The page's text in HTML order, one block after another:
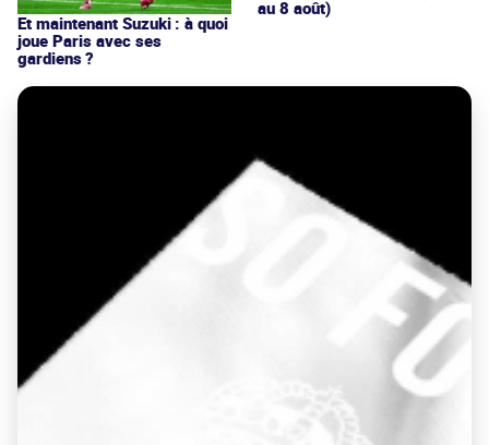
Et maintenant Suzuki : à quoi
joue Paris avec ses
gardiens ?
au 8 août)